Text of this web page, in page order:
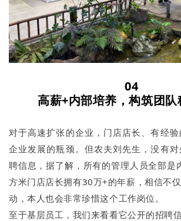
04
高薪+内部培养，构筑团队
对于高速扩张的企业，门店店长、有经
企业发展的瓶颈。但农夫刘先生，没有
聘信息，据了解，所有的管理人员全部是
方米门店店长拥有30万+的年薪，相信不
动，本人也会非常珍惜这个工作岗位。
至于基层员工，我们来看看它公开的招聘